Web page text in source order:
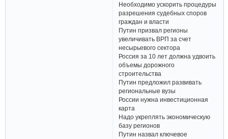
Необходимо ускорить процедуры
разрешения судебных споров
граждан и власти
Путин призвал регионы
увеличивать ВРП за счет
несырьевого сектора
Россия за 10 лет должна удвоить
объемы дорожного
строительства
Путин предложил развивать
региональные вузы
России нужна инвестиционная
карта
Надо укреплять экономическую
базу регионов
Путин назвал ключевое